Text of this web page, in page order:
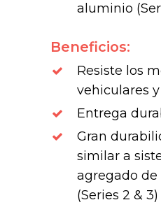
aluminio
Beneficios:
Resiste los
vehiculares
Entrega
Gran
similar a
agregado de
(Series 2 & 3)